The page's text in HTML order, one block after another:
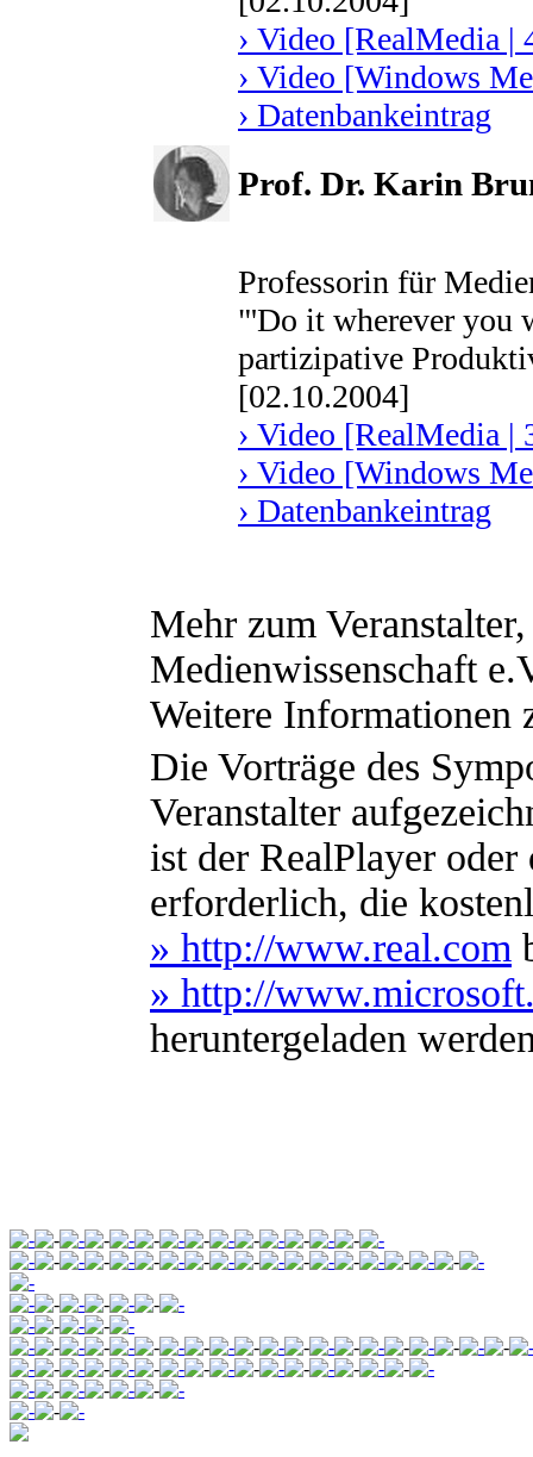
› Video [RealMedia |
› Video [Windows
› Datenbankeintrag
Prof. Dr. Karin
Professorin für
"'Do it wherever you
partizipative
[02.10.2004]
› Video [RealMedia |
› Video [Windows
› Datenbankeintrag
Mehr zum
Medienwissenschaft
Weitere Informationen
Die Vorträge des
Veranstalter
ist der RealPlayer
erforderlich, die
» http://www.real.com
» http://
heruntergeladen